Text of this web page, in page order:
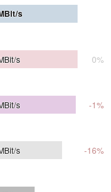
s
s 0%
s -1%
s -16%